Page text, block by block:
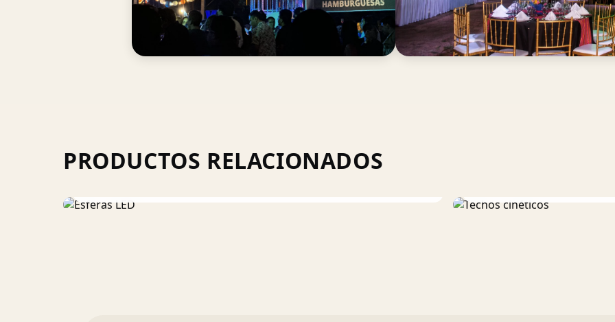
PRODUCTOS RELACIONADOS